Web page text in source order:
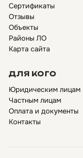
Сертификаты
Отзывы
Объекты
Районы ЛО
Карта сайта
ДЛЯ КОГО
Юридическим лицам
Частным лицам
Оплата и документы
Контакты